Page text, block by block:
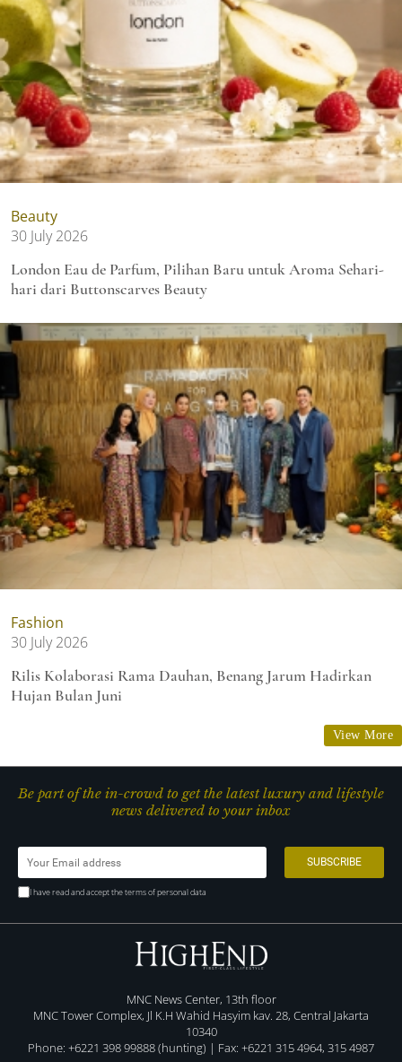
Beauty
30 July 2026
London Eau de Parfum, Pilihan Baru untuk Aroma Sehari-
hari dari Buttonscarves Beauty
Fashion
30 July 2026
Rilis Kolaborasi Rama Dauhan, Benang Jarum Hadirkan
Hujan Bulan Juni
View More
Be part of the in-crowd to get the latest luxury and lifestyle
news delivered to your inbox
I have read and accept the terms of personal data
MNC News Center, 13th floor
MNC Tower Complex, Jl K.H Wahid Hasyim kav. 28, Central Jakarta
10340
Phone: +6221 398 99888 (hunting) | Fax: +6221 315 4964, 315 4987